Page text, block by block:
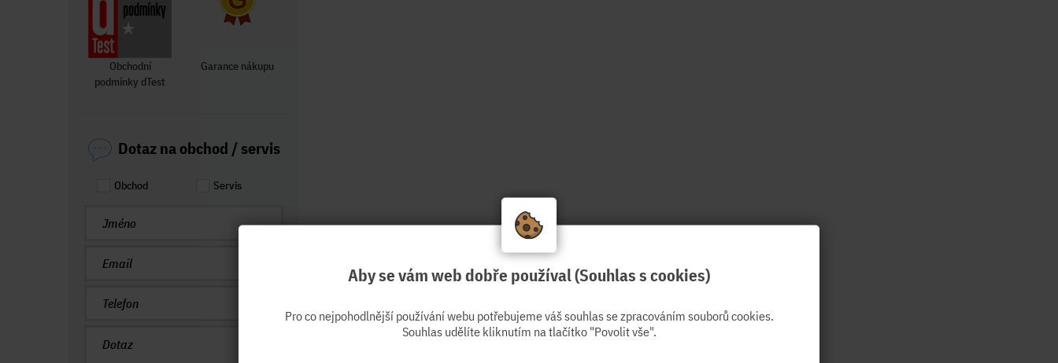
Obchodní
podmínky dTest
Garance nákupu
Dotaz na obchod / servis
Obchod Servis
Aby se vám web dobře používal (Souhlas s cookies)
Pro co nejpohodlnější používání webu potřebujeme váš souhlas se zpracováním souborů cookies.
Souhlas udělíte kliknutím na tlačítko "Povolit vše".